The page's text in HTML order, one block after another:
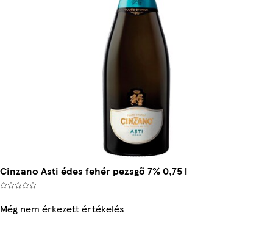
Cinzano Asti édes fehér pezsgő 7% 0,75 l
Még nem érkezett értékelés